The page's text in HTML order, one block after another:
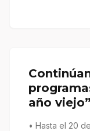
año
• Hasta el 20